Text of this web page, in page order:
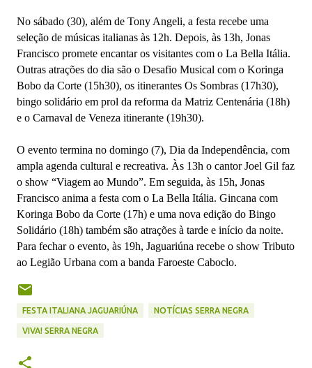
No sábado (30), além de Tony Angeli, a festa recebe uma
seleção de músicas italianas às 12h. Depois, às 13h, Jonas
Francisco promete encantar os visitantes com o La Bella Itália.
Outras atrações do dia são o Desafio Musical com o Koringa
Bobo da Corte (15h30), os itinerantes Os Sombras (17h30),
bingo solidário em prol da reforma da Matriz Centenária (18h)
e o Carnaval de Veneza itinerante (19h30).
O evento termina no domingo (7), Dia da Independência, com
ampla agenda cultural e recreativa. Às 13h o cantor Joel Gil faz
o show “Viagem ao Mundo”. Em seguida, às 15h, Jonas
Francisco anima a festa com o La Bella Itália. Gincana com
Koringa Bobo da Corte (17h) e uma nova edição do Bingo
Solidário (18h) também são atrações à tarde e início da noite.
Para fechar o evento, às 19h, Jaguariúna recebe o show Tributo
ao Legião Urbana com a banda Faroeste Caboclo.
FESTA ITALIANA JAGUARIÚNA NOTÍCIAS SERRA NEGRA
VIVA! SERRA NEGRA